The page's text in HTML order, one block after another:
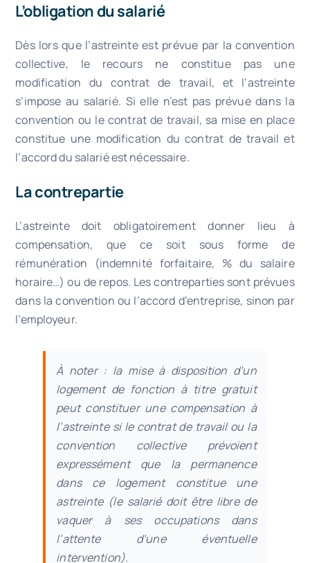
L’obligation du salarié
Dès lors que l’astreinte est prévue par la convention
collective, le recours ne constitue pas une
modification du contrat de travail, et l’astreinte
s’impose au salarié. Si elle n’est pas prévue dans la
convention ou le contrat de travail, sa mise en place
constitue une modification du contrat de travail et
l’accord du salarié est nécessaire.
La contrepartie
L’astreinte doit obligatoirement donner lieu à
compensation, que ce soit sous forme de
rémunération (indemnité forfaitaire, % du salaire
horaire…) ou de repos. Les contreparties sont prévues
dans la convention ou l’accord d’entreprise, sinon par
l’employeur.
À noter : la mise à disposition d’un
logement de fonction à titre gratuit
peut constituer une compensation à
l’astreinte si le contrat de travail ou la
convention collective prévoient
expressément que la permanence
dans ce logement constitue une
astreinte (le salarié doit être libre de
vaquer à ses occupations dans
l’attente d’une éventuelle
intervention).